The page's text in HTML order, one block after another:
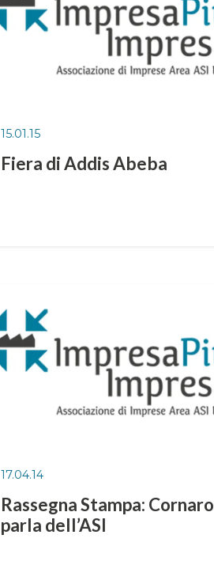
15.01.15
Fiera di Addis Abeba
17.04.14
Rassegna Stampa: Cornaro
parla dell’ASI